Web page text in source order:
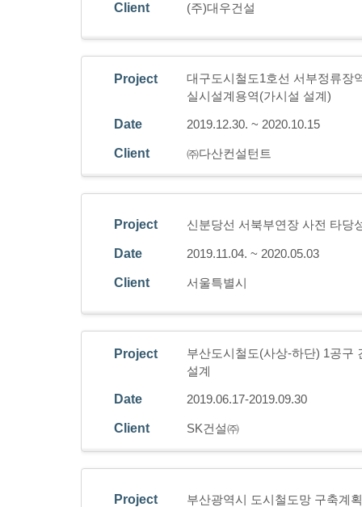
Client (주)대우건설
Project
대구도시철도1호선 서부정류장
실시설계용역(가시설 설계)
Date 2019.12.30. ~ 2020.10.15
Client ㈜다산컨설턴트
Project 신분당선 서북부연장 사전 타당
Date 2019.11.04. ~ 2020.05.03
Client 서울특별시
Project
부산도시철도(사상-하단) 1공구
설계
Date 2019.06.17-2019.09.30
Client SK건설㈜
Project 부산광역시 도시철도망 구축계